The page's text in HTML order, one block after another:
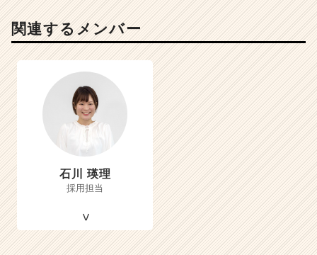
関連するメンバー
石川 瑛理
採用担当